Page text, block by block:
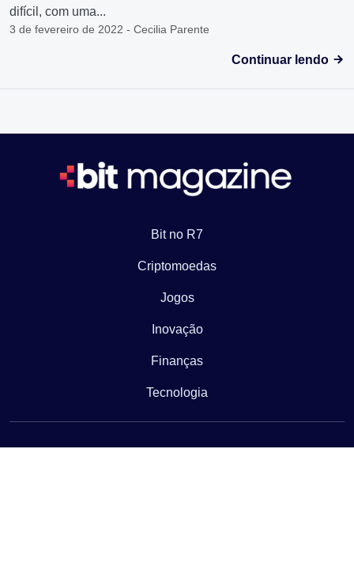
difícil, com uma...
3 de fevereiro de 2022 - Cecilia Parente
Continuar lendo
Bit no R7
Criptomoedas
Jogos
Inovação
Finanças
Tecnologia